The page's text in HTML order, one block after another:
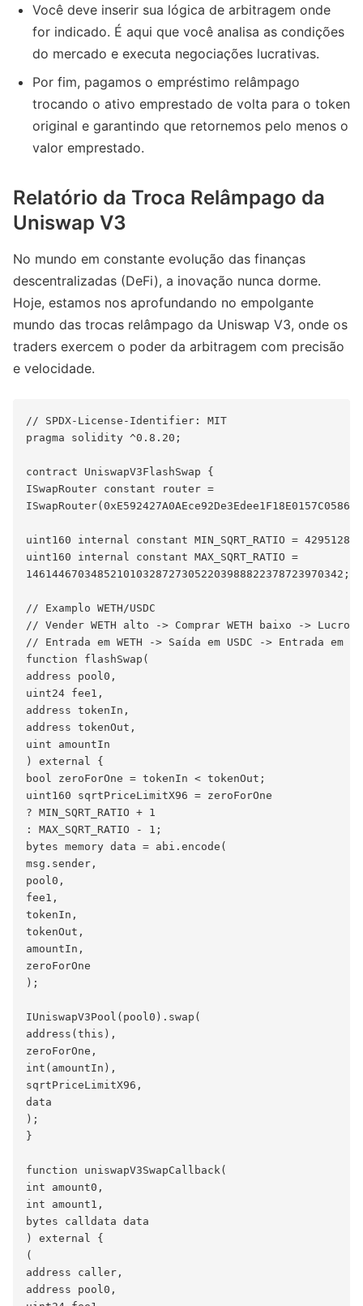
Você deve inserir sua lógica de arbitragem onde
for indicado. É aqui que você analisa as condições
do mercado e executa negociações lucrativas.
Por fim, pagamos o empréstimo relâmpago
trocando o ativo emprestado de volta para o token
original e garantindo que retornemos pelo menos o
valor emprestado.
Relatório da Troca Relâmpago da
Uniswap V3
No mundo em constante evolução das finanças
descentralizadas (DeFi), a inovação nunca dorme.
Hoje, estamos nos aprofundando no empolgante
mundo das trocas relâmpago da Uniswap V3, onde os
traders exercem o poder da arbitragem com precisão
e velocidade.
// SPDX-License-Identifier: MIT
pragma solidity ^0.8.20;
contract UniswapV3FlashSwap {
ISwapRouter constant router =
uint160 internal constant MIN_SQRT_RATIO =
uint160 internal constant MAX_SQRT_RATIO =
1461446703485210103287273052203988822378723970342;
// Examplo WETH/USDC
// Vender WETH alto -> Comprar WETH baixo -> Lucro
// Entrada em WETH -> Saída em USDC -> Entrada em
function flashSwap(
address pool0,
uint24 fee1,
address tokenIn,
address tokenOut,
uint amountIn
) external {
bool zeroForOne = tokenIn < tokenOut;
uint160 sqrtPriceLimitX96 = zeroForOne
? MIN_SQRT_RATIO + 1
: MAX_SQRT_RATIO - 1;
bytes memory data = abi.encode(
msg.sender,
pool0,
fee1,
tokenIn,
tokenOut,
amountIn,
zeroForOne
);
IUniswapV3Pool(pool0).swap(
address(this),
zeroForOne,
int(amountIn),
sqrtPriceLimitX96,
data
);
}
function uniswapV3SwapCallback(
int amount0,
int amount1,
bytes calldata data
) external {
(
address caller,
address pool0,